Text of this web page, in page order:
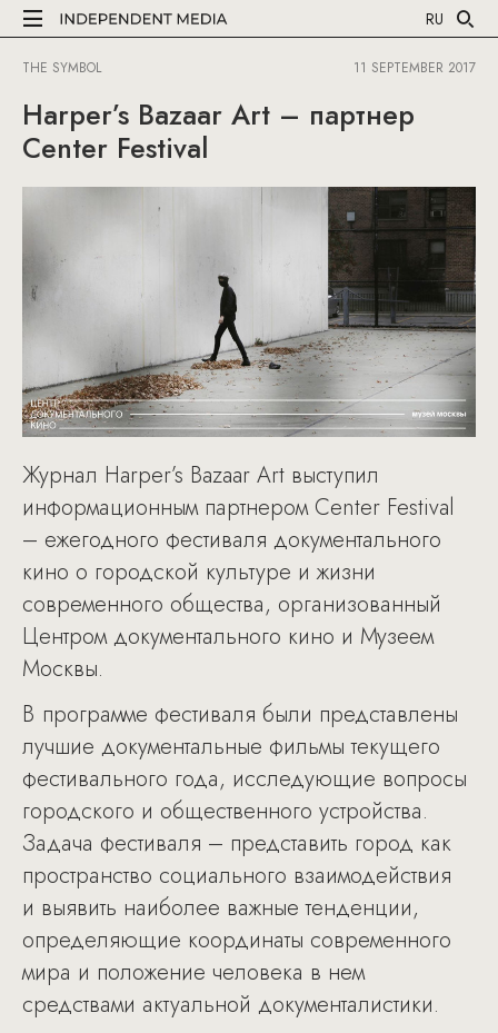
RU
THE SYMBOL 11 SEPTEMBER 2017
Harper’s Bazaar Art – партнер
Center Festival
Журнал Harper’s Bazaar Art выступил
информационным партнером Center Festival
– ежегодного фестиваля документального
кино о городской культуре и жизни
современного общества, организованный
Центром документального кино и Музеем
Москвы.
В программе фестиваля были представлены
лучшие документальные фильмы текущего
фестивального года, исследующие вопросы
городского и общественного устройства.
Задача фестиваля – представить город как
пространство социального взаимодействия
и выявить наиболее важные тенденции,
определяющие координаты современного
мира и положение человека в нем
средствами актуальной документалистики.